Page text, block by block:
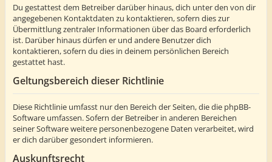
Du gestattest dem Betreiber darüber hinaus, dich unter den von dir
angegebenen Kontaktdaten zu kontaktieren, sofern dies zur
Übermittlung zentraler Informationen über das Board erforderlich
ist. Darüber hinaus dürfen er und andere Benutzer dich
kontaktieren, sofern du dies in deinem persönlichen Bereich
gestattet hast.
Geltungsbereich dieser Richtlinie
Diese Richtlinie umfasst nur den Bereich der Seiten, die die phpBB-
Software umfassen. Sofern der Betreiber in anderen Bereichen
seiner Software weitere personenbezogene Daten verarbeitet, wird
er dich darüber gesondert informieren.
Auskunftsrecht